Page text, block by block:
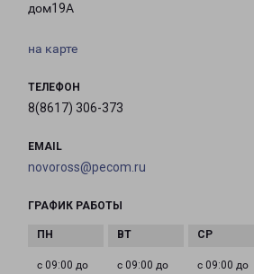
дом19А
на карте
ТЕЛЕФОН
8(8617) 306-373
EMAIL
novoross@pecom.ru
ГРАФИК РАБОТЫ
с 09:00 до
с 09:00 до
с 09:00 до